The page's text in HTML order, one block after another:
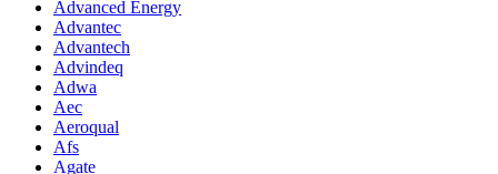
Advanced Energy
Advantec
Advantech
Advindeq
Adwa
Aec
Aeroqual
Afs
Agate